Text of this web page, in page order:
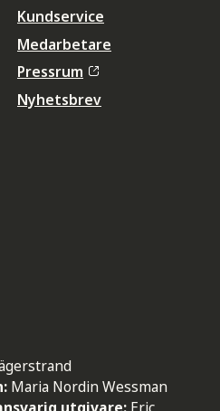
Kundservice
Medarbetare
Pressrum
Nyhetsbrev
Maria Nordin Wessman